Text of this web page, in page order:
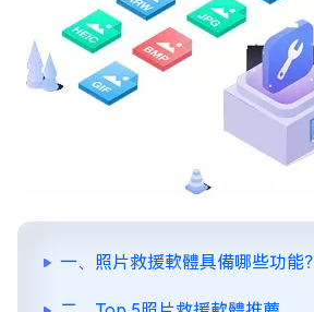
一、照片救援軟體具備哪些功能？